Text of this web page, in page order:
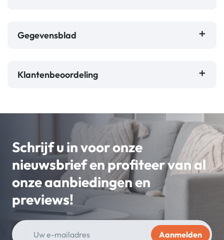
Gegevensblad
Klantenbeoordeling
Schrijf u in voor onze
nieuwsbrief en profiteer van al
onze aanbiedingen en
previews!